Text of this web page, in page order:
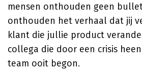
mensen onthouden geen
onthouden het verhaal dat jij
klant die jullie product
collega die door een crisis
team ooit begon.